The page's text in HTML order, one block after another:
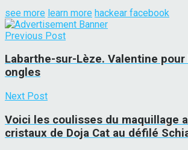
see more learn more hackear facebook
Previous Post
Labarthe-sur-Lèze. Valentine
ongles
Next Post
Voici les coulisses du maquillage
cristaux de Doja Cat au défilé